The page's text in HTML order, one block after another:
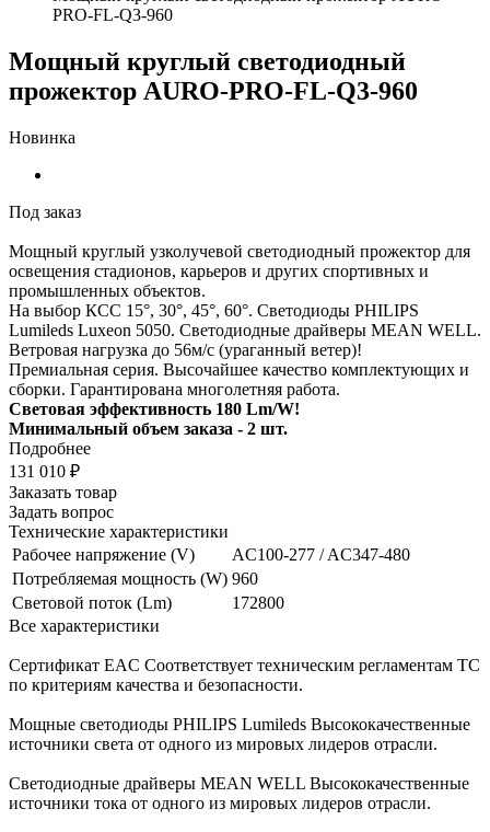
PRO-FL-Q3-960
Мощный круглый светодиодный
прожектор AURO-PRO-FL-Q3-960
Новинка
Под заказ
Мощный круглый узколучевой светодиодный прожектор для
освещения стадионов, карьеров и других спортивных и
промышленных объектов.
На выбор КСС 15°, 30°, 45°, 60°. Светодиоды PHILIPS
Lumileds Luxeon 5050. Светодиодные драйверы MEAN WELL.
Ветровая нагрузка до 56м/с (ураганный ветер)!
Премиальная серия. Высочайшее качество комплектующих и
сборки. Гарантирована многолетняя работа.
Световая эффективность 180 Lm/W!
Минимальный объем заказа - 2 шт.
Подробнее
131 010 ₽
Заказать товар
Задать вопрос
Технические характеристики
Рабочее напряжение (V)
AC100-277 / AC347-480
Потребляемая мощность (W) 960
Световой поток (Lm)
172800
Все характеристики
Сертификат EAC Соответствует техническим регламентам ТС
по критериям качества и безопасности.
Мощные светодиоды PHILIPS Lumileds Высококачественные
источники света от одного из мировых лидеров отрасли.
Светодиодные драйверы MEAN WELL Высококачественные
источники тока от одного из мировых лидеров отрасли.